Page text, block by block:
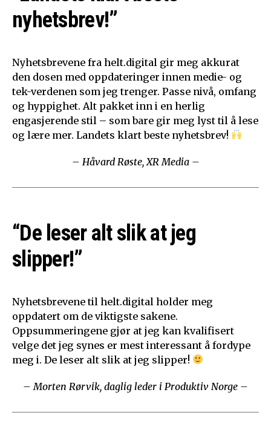
nyhetsbrev!”
Nyhetsbrevene fra helt.digital gir meg akkurat
den dosen med oppdateringer innen medie- og
tek-verdenen som jeg trenger. Passe nivå, omfang
og hyppighet. Alt pakket inn i en herlig
engasjerende stil – som bare gir meg lyst til å lese
og lære mer. Landets klart beste nyhetsbrev!
– Håvard Røste, XR Media –
“De leser alt slik at jeg
slipper!”
Nyhetsbrevene til helt.digital holder meg
oppdatert om de viktigste sakene.
Oppsummeringene gjør at jeg kan kvalifisert
velge det jeg synes er mest interessant å fordype
meg i. De leser alt slik at jeg slipper!
– Morten Rørvik, daglig leder i Produktiv Norge –